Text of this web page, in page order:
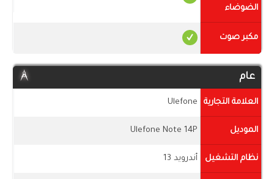
الضوضاء
مكبر صوت
عام
العلامة التجارية Ulefone
الموديل Ulefone Note 14P
نظام التشغيل أندرويد 13